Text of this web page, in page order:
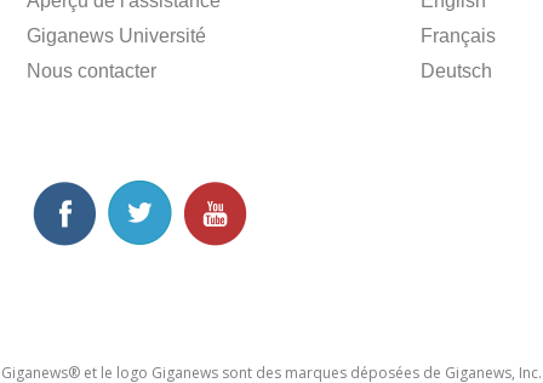
Giganews Université
Nous contacter
Français
Deutsch
Giganews® et le logo Giganews sont des marques déposées de Giganews, Inc.